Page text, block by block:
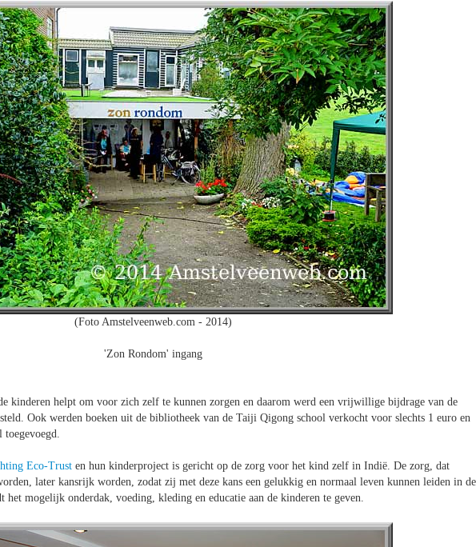
(Foto Amstelveenweb.com - 2014)
'Zon Rondom' ingang
kinderen helpt om voor zich zelf te kunnen zorgen en daarom werd een vrijwillige bijdrage van de
Ook werden boeken uit de bibliotheek van de Taiji Qigong school verkocht voor slechts 1 euro en
Eco-Trust en hun kinderproject is gericht op de zorg voor het kind zelf in Indië. De zorg, dat
later kansrijk worden, zodat zij met deze kans een gelukkig en normaal leven kunnen leiden in de
mogelijk onderdak, voeding, kleding en educatie aan de kinderen te geven.